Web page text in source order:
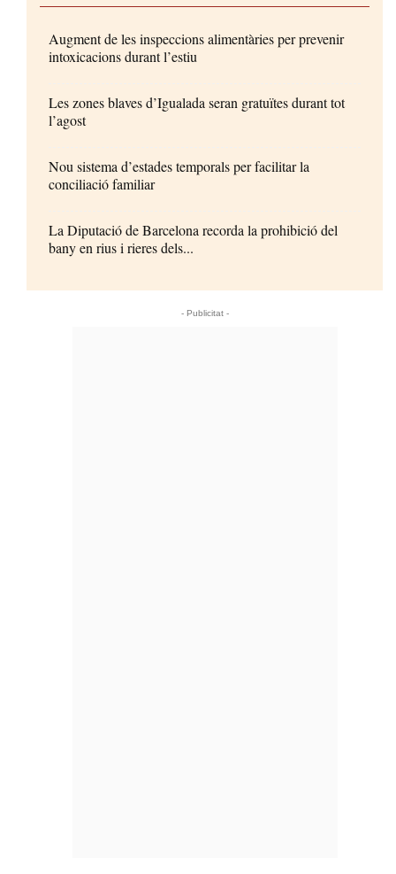
Augment de les inspeccions alimentàries per prevenir
intoxicacions durant l’estiu
Les zones blaves d’Igualada seran gratuïtes durant tot
l’agost
Nou sistema d’estades temporals per facilitar la
conciliació familiar
La Diputació de Barcelona recorda la prohibició del
bany en rius i rieres dels...
- Publicitat -